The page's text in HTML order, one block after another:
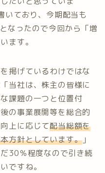
ており、今期配当も
なったので今回から「増
ます。
掲げているわけではな
当社は、株主の皆様に
課題の一つと位置付
の事業展開等を総合的
上に応じて配当総額を
方針としています。 」
30％程度なので引き続
ですね。